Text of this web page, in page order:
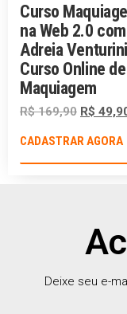
Curso
na Web 2.0 com
Adreia
Curso Online de
Maquiagem
R$169,90 R$
CADASTRAR AGORA
Deixe seu e-